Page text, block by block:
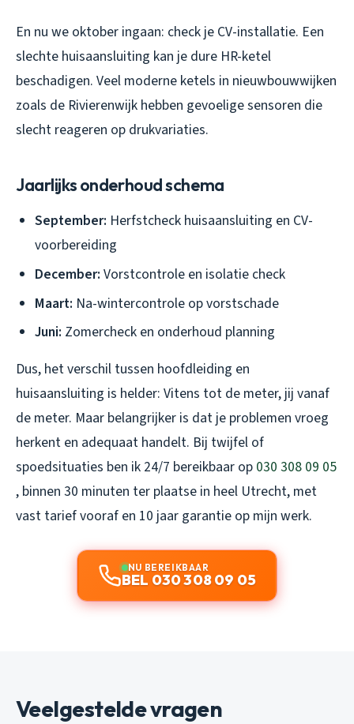
En nu we oktober ingaan: check je CV-installatie. Een
slechte huisaansluiting kan je dure HR-ketel
beschadigen. Veel moderne ketels in nieuwbouwwijken
zoals de Rivierenwijk hebben gevoelige sensoren die
slecht reageren op drukvariaties.
Jaarlijks onderhoud schema
September: Herfstcheck huisaansluiting en CV-
voorbereiding
December: Vorstcontrole en isolatie check
Maart: Na-wintercontrole op vorstschade
Juni: Zomercheck en onderhoud planning
Dus, het verschil tussen hoofdleiding en
huisaansluiting is helder: Vitens tot de meter, jij vanaf
de meter. Maar belangrijker is dat je problemen vroeg
herkent en adequaat handelt. Bij twijfel of
spoedsituaties ben ik 24/7 bereikbaar op 030 308 09 05
, binnen 30 minuten ter plaatse in heel Utrecht, met
vast tarief vooraf en 10 jaar garantie op mijn werk.
NU BEREIKBAAR
BEL 030 308 09 05
Veelgestelde vragen